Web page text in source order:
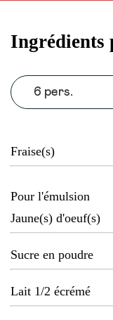
Ingrédients
6 pers.
Fraise(s)
Pour l'émulsion
Jaune(s) d'oeuf(s)
Sucre en poudre
Lait 1/2 écrémé